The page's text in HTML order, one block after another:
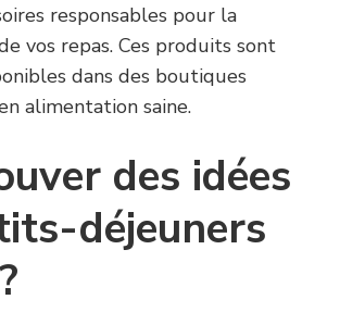
responsables pour la
vos repas. Ces produits sont
dans des boutiques
alimentation saine.
des idées
déjeuners